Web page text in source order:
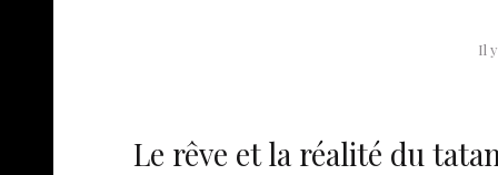
Il
Le rêve et la réalité du